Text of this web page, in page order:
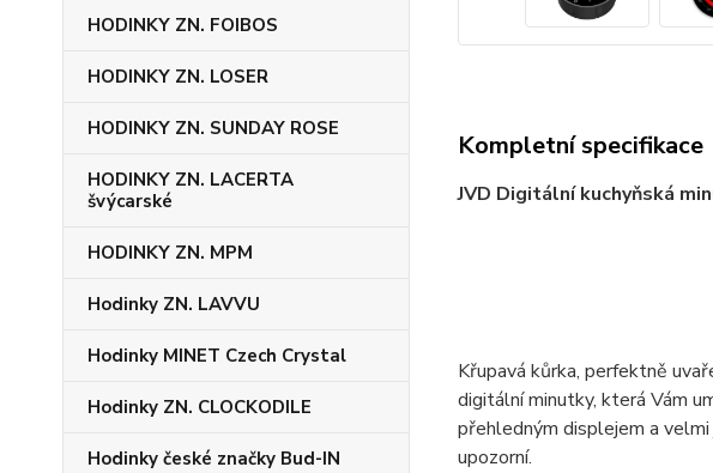
HODINKY ZN. FOIBOS
HODINKY ZN. LOSER
HODINKY ZN. SUNDAY ROSE
HODINKY ZN. LACERTA
švýcarské
HODINKY ZN. MPM
Hodinky ZN. LAVVU
Hodinky MINET Czech Crystal
Hodinky ZN. CLOCKODILE
Hodinky české značky Bud-IN
Kompletní specifikace
JVD Digitální kuchyňská
Křupavá kůrka, perfektně
digitální minutky, která Vám
přehledným displejem a
upozorní.